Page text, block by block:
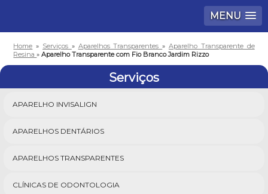
MENU
Home » Serviços » Aparelhos Transparentes»Aparelho Transparente de
Resina»Aparelho Transparente com Fio Branco Jardim Rizzo
Serviços
APARELHO INVISALIGN
APARELHOS DENTÁRIOS
APARELHOS TRANSPARENTES
CLÍNICAS DE ODONTOLOGIA